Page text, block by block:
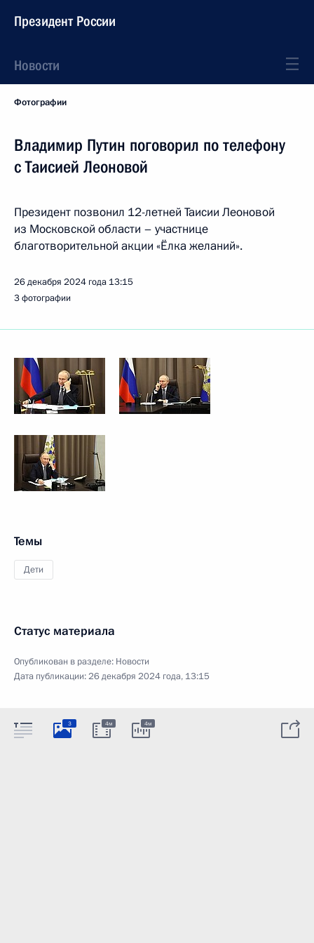
Президент России
Новости
Фотографии
Владимир Путин поговорил по телефону
с Таисией Леоновой
Президент позвонил 12-летней Таисии Леоновой
из Московской области – участнице
благотворительной акции «Ёлка желаний».
26 декабря 2024 года 13:15
3 фотографии
Темы
Дети
Статус материала
Опубликован в разделе: Новости
Дата публикации:26 декабря 2024 года, 13:15
3 4м 4м